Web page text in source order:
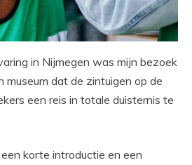
in Nijmegen was mijn bezoek
museum dat de zintuigen op de
een reis in totale duisternis te
korte introductie en een